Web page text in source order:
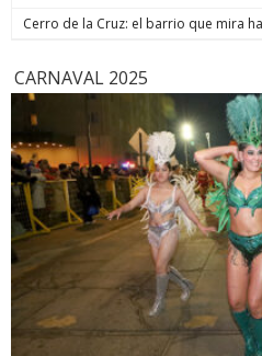
campaña, y aseguró que van a
condenar a todos los que buscan
Cerro de la Cruz: el barrio que mira
CARNAVAL 2025